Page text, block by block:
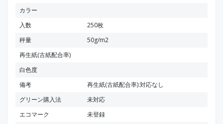
カラー
入数
250枚
秤量
50g/m2
再生紙(古紙配合率)
白色度
備考
再生紙(古紙配合率):対応なし
グリーン購入法
未対応
エコマーク
未登録